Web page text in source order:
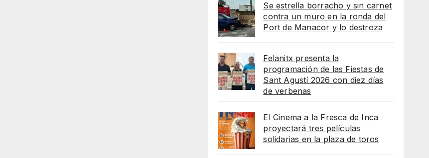
Se estrella borracho y sin carnet
contra un muro en la ronda del
Port de Manacor y lo destroza
Felanitx presenta la
programación de las Fiestas de
Sant Agustí 2026 con diez días
de verbenas
El Cinema a la Fresca de Inca
proyectará tres películas
solidarias en la plaza de toros